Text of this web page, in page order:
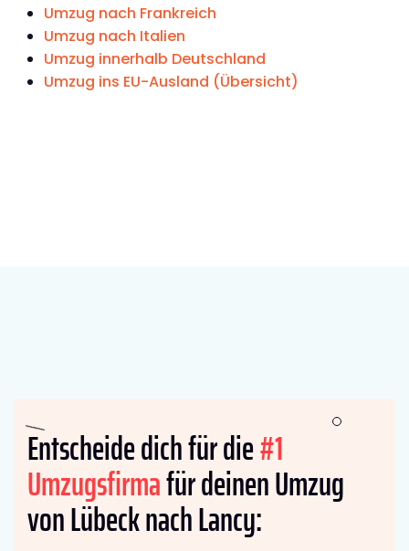
Umzug nach Frankreich
Umzug nach Italien
Umzug innerhalb Deutschland
Umzug ins EU-Ausland (Übersicht)
Entscheide dich für die#1
Umzugsfirmafür deinen Umzug
von Lübeck nach Lancy: